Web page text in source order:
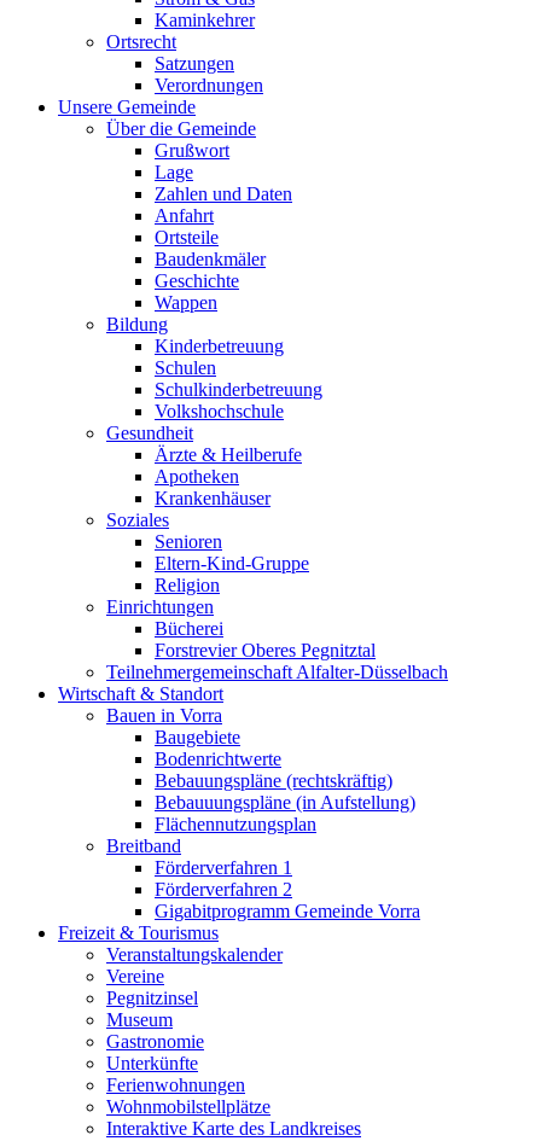
Kaminkehrer
Ortsrecht
Satzungen
Verordnungen
Unsere Gemeinde
Über die Gemeinde
Grußwort
Lage
Zahlen und Daten
Anfahrt
Ortsteile
Baudenkmäler
Geschichte
Wappen
Bildung
Kinderbetreuung
Schulen
Schulkinderbetreuung
Volkshochschule
Gesundheit
Ärzte & Heilberufe
Apotheken
Krankenhäuser
Soziales
Senioren
Eltern-Kind-Gruppe
Religion
Einrichtungen
Bücherei
Forstrevier Oberes Pegnitztal
Teilnehmergemeinschaft Alfalter-Düsselbach
Wirtschaft & Standort
Bauen in Vorra
Baugebiete
Bodenrichtwerte
Bebauungspläne (rechtskräftig)
Bebauuungspläne (in Aufstellung)
Flächennutzungsplan
Breitband
Förderverfahren 1
Förderverfahren 2
Gigabitprogramm Gemeinde Vorra
Freizeit & Tourismus
Veranstaltungskalender
Vereine
Pegnitzinsel
Museum
Gastronomie
Unterkünfte
Ferienwohnungen
Wohnmobilstellplätze
Interaktive Karte des Landkreises